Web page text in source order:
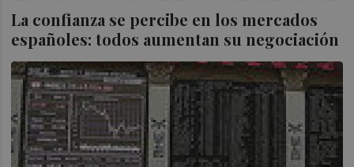
La confianza se percibe en los mercados
españoles: todos aumentan su negociación